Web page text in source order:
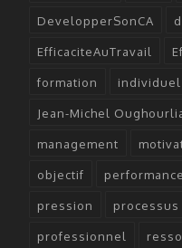
DevelopperSonCA
EfficaciteAuTravail
formation individuel
Jean-Michel
management
objectif performance
pression processus
professionnel